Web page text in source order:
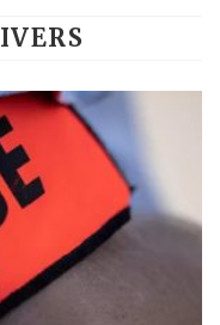
Côte d’Ivoire :
Tunisie : la
Ceuta :